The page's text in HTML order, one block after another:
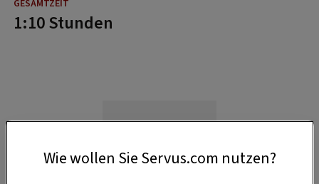
1:10 Stunden
Wie wollen Sie Servus.com nutzen?